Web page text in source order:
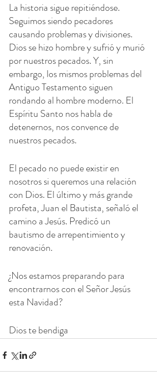
La historia sigue repitiéndose.
Seguimos siendo pecadores
causando problemas y divisiones.
Dios se hizo hombre y sufrió y murió
por nuestros pecados. Y, sin
embargo, los mismos problemas del
Antiguo Testamento siguen
rondando al hombre moderno. El
Espíritu Santo nos habla de
detenernos, nos convence de
nuestros pecados.
El pecado no puede existir en
nosotros si queremos una relación
con Dios. El último y más grande
profeta, Juan el Bautista, señaló el
camino a Jesús. Predicó un
bautismo de arrepentimiento y
renovación.
¿Nos estamos preparando para
encontrarnos con el Señor Jesús
esta Navidad?
Dios te bendiga